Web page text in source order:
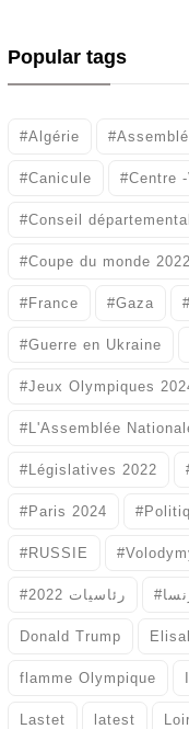
Popular tags
#Algérie
#Canicule #Centre
#Conseil
#Coupe du monde 2022
#France #Gaza
#Guerre en Ukraine
#Jeux Olympiques
#L'Assemblée
#Législatives 2022
#Paris 2024
#RUSSIE
#رئاسيات 2022
Donald Trump
flamme Olympique
Lastet latest